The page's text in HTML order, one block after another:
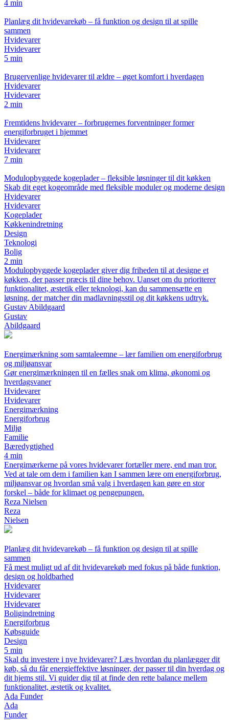
4 min
Planlæg dit hvidevarekøb – få funktion og design til at spille
sammen
Hvidevarer
Hvidevarer
5 min
Brugervenlige hvidevarer til ældre – øget komfort i hverdagen
Hvidevarer
Hvidevarer
2 min
Fremtidens hvidevarer – forbrugernes forventninger former
energiforbruget i hjemmet
Hvidevarer
Hvidevarer
7 min
Modulopbyggede kogeplader – fleksible løsninger til dit køkken
Skab dit eget kogeområde med fleksible moduler og moderne design
Hvidevarer
Hvidevarer
Kogeplader
Køkkenindretning
Design
Teknologi
Bolig
2 min
Modulopbyggede kogeplader giver dig friheden til at designe et
køkken, der passer præcis til dine behov. Uanset om du prioriterer
funktionalitet, æstetik eller teknologi, kan du sammensætte en
løsning, der matcher din madlavningsstil og dit køkkens udtryk.
Gustav Abildgaard
Gustav
Abildgaard
Energimærkning som samtaleemne – lær familien om energiforbrug
og miljøansvar
Gør energimærkningen til en fælles snak om klima, økonomi og
hverdagsvaner
Hvidevarer
Hvidevarer
Energimærkning
Energiforbrug
Miljø
Familie
Bæredygtighed
4 min
Energimærkerne på vores hvidevarer fortæller mere, end man tror.
Ved at tale om dem i familien kan I sammen lære om energiforbrug,
miljøansvar og hvordan små valg i hverdagen kan gøre en stor
forskel – både for klimaet og pengepungen.
Reza Nielsen
Reza
Nielsen
Planlæg dit hvidevarekøb – få funktion og design til at spille
sammen
Få mest muligt ud af dit hvidevarekøb med fokus på både funktion,
design og holdbarhed
Hvidevarer
Hvidevarer
Hvidevarer
Boligindretning
Energiforbrug
Købsguide
Design
5 min
Skal du investere i nye hvidevarer? Læs hvordan du planlægger dit
køb, så du får energieffektive løsninger, der passer til din hverdag og
dit hjems stil. Vi guider dig til at finde den rette balance mellem
funktionalitet, æstetik og kvalitet.
Ada Funder
Ada
Funder